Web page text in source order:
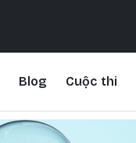
Blog Cuộc thi